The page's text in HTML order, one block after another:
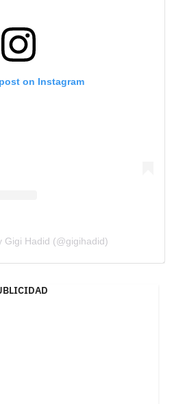
on Instagram
Gigi Hadid (@gigihadid)